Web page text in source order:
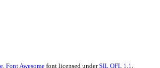
Font Awesome font licensed underSIL OFL 1.1